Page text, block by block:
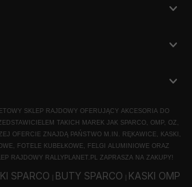
SKLEP RAJDOWY OFERUJĄCY AKCESORIA DO
TAKICH MAREK JAK SPARCO, OMP, OZ,
OFERCIE ZNAJDĄ PAŃSTWO M.IN. RĘKAWICE, KASKI,
FOTELE KUBEŁKOWE, FELGI ALUMINIOWE ORAZ
RAJDOWY RALLYPLANET.PL ZAPRASZA NA ZAKUPY!
SPARCO BUTY SPARCO KASKI OMP